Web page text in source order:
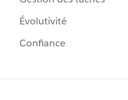
Évolutivité
Confiance